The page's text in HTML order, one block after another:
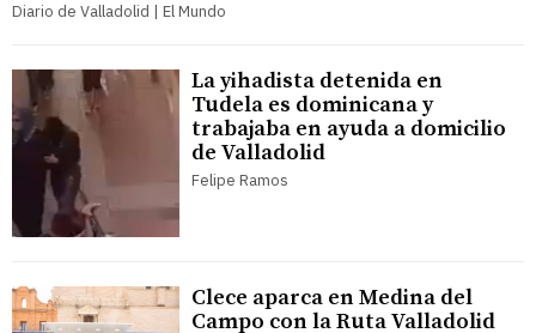
Diario de Valladolid | El Mundo
La yihadista detenida en
Tudela es dominicana y
trabajaba en ayuda a domicilio
de Valladolid
Felipe Ramos
Clece aparca en Medina del
Campo con la Ruta Valladolid